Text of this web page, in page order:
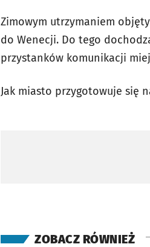
Zimowym utrzymaniem
do Wenecji. Do tego
przystanków komunikacji
Jak miasto przygotowuje się
ZOBACZ RÓWNIEŻ